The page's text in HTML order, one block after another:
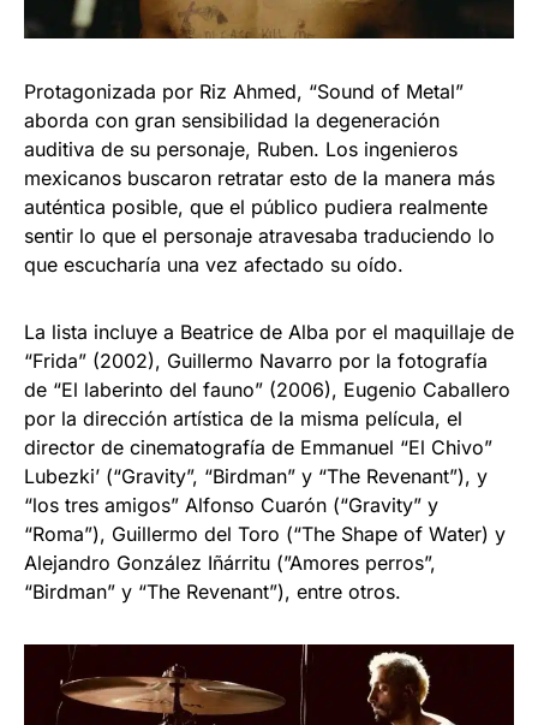
Protagonizada por Riz Ahmed, “Sound of Metal”
aborda con gran sensibilidad la degeneración
auditiva de su personaje, Ruben. Los ingenieros
mexicanos buscaron retratar esto de la manera más
auténtica posible, que el público pudiera realmente
sentir lo que el personaje atravesaba traduciendo lo
que escucharía una vez afectado su oído.
La lista incluye a Beatrice de Alba por el maquillaje de
“Frida” (2002), Guillermo Navarro por la fotografía
de “El laberinto del fauno” (2006), Eugenio Caballero
por la dirección artística de la misma película, el
director de cinematografía de Emmanuel “El Chivo”
Lubezki’ (“Gravity”, “Birdman” y “The Revenant”), y
“los tres amigos” Alfonso Cuarón (“Gravity” y
“Roma”), Guillermo del Toro (“The Shape of Water) y
Alejandro González Iñárritu (”Amores perros”,
“Birdman” y “The Revenant”), entre otros.